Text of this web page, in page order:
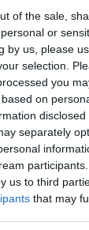
of the sale,
or
by us, please
selection.
you
on
separately
us to third
that may